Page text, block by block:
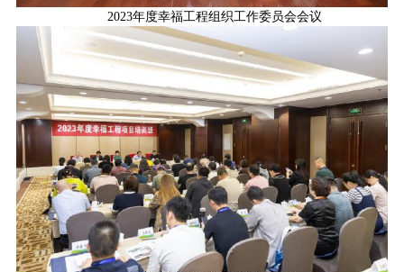
2023年度幸福工程组织工作委员会会议